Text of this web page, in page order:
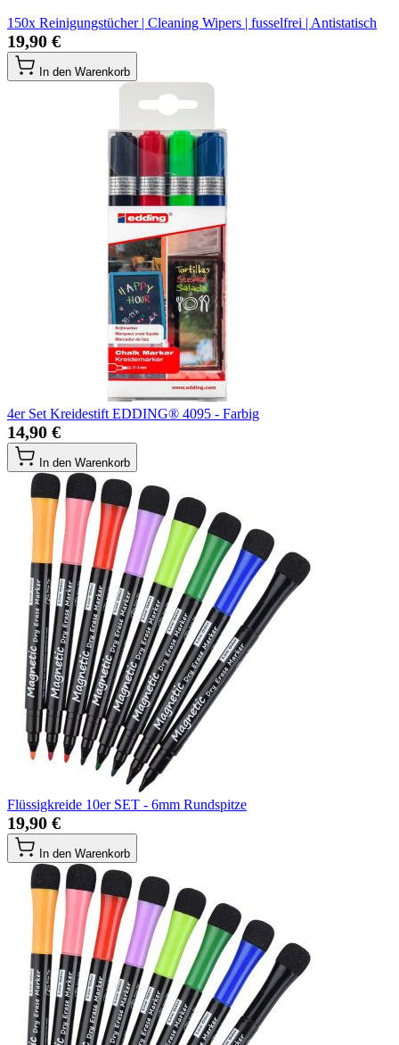
150x Reinigungstücher | Cleaning Wipers | fusselfrei | Antistatisch
19,90 €
In den Warenkorb
4er Set Kreidestift EDDING® 4095 - Farbig
14,90 €
In den Warenkorb
Flüssigkreide 10er SET - 6mm Rundspitze
19,90 €
In den Warenkorb